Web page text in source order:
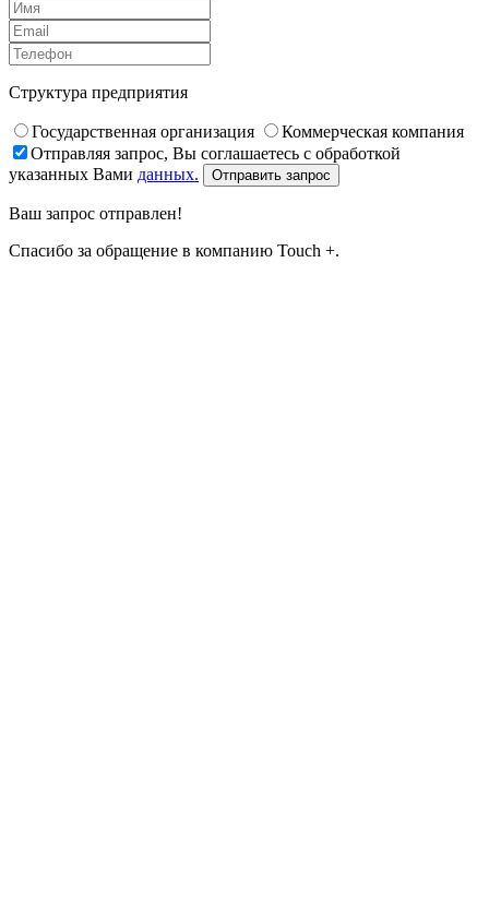
Структура предприятия
Государственная организация
Коммерческая компания
Отправляя запрос, Вы соглашаетесь с обработкой
указанных Вами данных. Отправить запрос
Ваш запрос отправлен!
Спасибо за обращение в компанию Touch +.